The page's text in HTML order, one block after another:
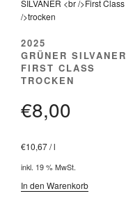
2025
GRÜNER SILVANER
FIRST CLASS
TROCKEN
€8,00
€10,67/l
inkl. 19 % MwSt.
In den Warenkorb